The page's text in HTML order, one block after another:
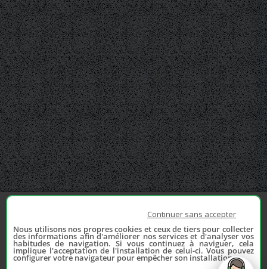
Continuer sans accepter
Nous utilisons nos propres cookies et ceux de tiers pour collecter
des informations afin d'améliorer nos services et d'analyser vos
habitudes de navigation. Si vous continuez à naviguer, cela
implique l'acceptation de l'installation de celui-ci. Vous pouvez
configurer votre navigateur pour empêcher son installation.